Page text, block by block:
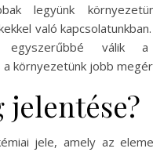
legyünk
való
válik a
környezetünk jobb
jelentése?
jele, amely az